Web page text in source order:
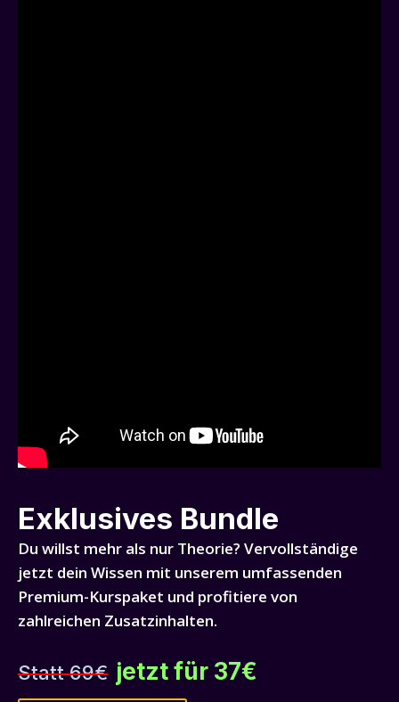
Exklusives Bundle
Du willst mehr als nur Theorie? Vervollständige
jetzt dein Wissen mit unserem umfassenden
Premium-Kurspaket und profitiere von
zahlreichen Zusatzinhalten.
Statt 69€ jetzt für 37€